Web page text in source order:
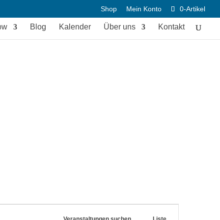
Shop Mein Konto 0-Artikel
Blog Kalender Über uns Kontakt